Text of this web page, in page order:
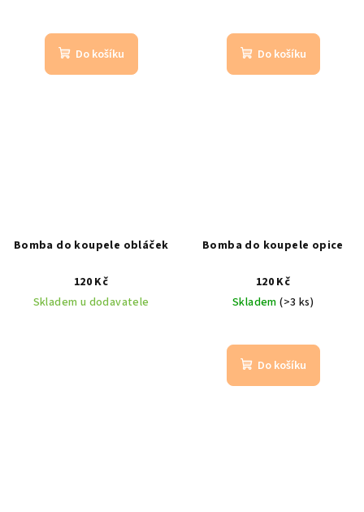
Do košíku Do košíku
Bomba do koupele obláček
120 Kč
Skladem u dodavatele
Bomba do koupele opice
120 Kč
Skladem(>3 ks)
Do košíku